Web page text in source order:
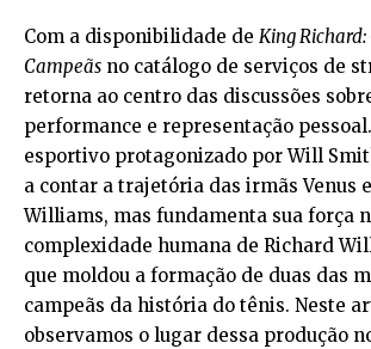
Com a disponibilidade de King
Campeãs no catálogo de serviços de
retorna ao centro das discussões
performance e representação
esportivo protagonizado por Will
a contar a trajetória das irmãs Venus
Williams, mas fundamenta sua força
complexidade humana de Richard
que moldou a formação de duas das
campeãs da história do tênis. Neste
observamos o lugar dessa produção